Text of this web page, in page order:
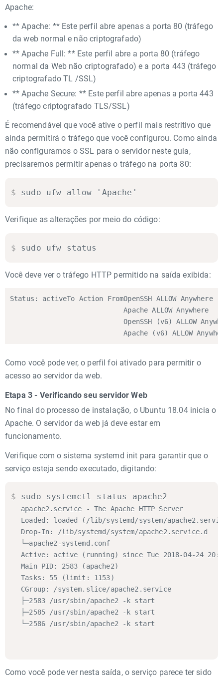
Apache:
** Apache: ** Este perfil abre apenas a porta 80 (tráfego
da web normal e não criptografado)
** Apache Full: ** Este perfil abre a porta 80 (tráfego
normal da Web não criptografado) e a porta 443 (tráfego
criptografado TL /SSL)
** Apache Secure: ** Este perfil abre apenas a porta 443
(tráfego criptografado TLS/SSL)
É recomendável que você ative o perfil mais restritivo que
ainda permitirá o tráfego que você configurou. Como ainda
não configuramos o SSL para o servidor neste guia,
precisaremos permitir apenas o tráfego na porta 80:
$ sudo ufw allow 'Apache'
Verifique as alterações por meio do código:
$ sudo ufw status
Você deve ver o tráfego HTTP permitido na saída exibida:
Status: activeTo Action FromOpenSSH ALLOW Anywhere
Apache ALLOW Anywhere
OpenSSH (v6) ALLOW
Apache (v6) ALLOW
Como você pode ver, o perfil foi ativado para permitir o
acesso ao servidor da web.
Etapa 3 - Verificando seu servidor Web
No final do processo de instalação, o Ubuntu 18.04 inicia o
Apache. O servidor da web já deve estar em
funcionamento.
Verifique com o sistema systemd init para garantir que o
serviço esteja sendo executado, digitando:
$ sudo systemctl status apache2
apache2.service - The Apache HTTP Server
Loaded: loaded (/lib/systemd/system/
Drop-In: /lib/systemd/system/apache2.service.d
└─apache2-systemd.conf
Active: active (running) since Tue 2018-04-24
Main PID: 2583 (apache2)
Tasks: 55 (limit: 1153)
CGroup: /system.slice/apache2.service
├─2583 /usr/sbin/apache2 -k start
├─2585 /usr/sbin/apache2 -k start
└─2586 /usr/sbin/apache2 -k start
Como você pode ver nesta saída, o serviço parece ter sido